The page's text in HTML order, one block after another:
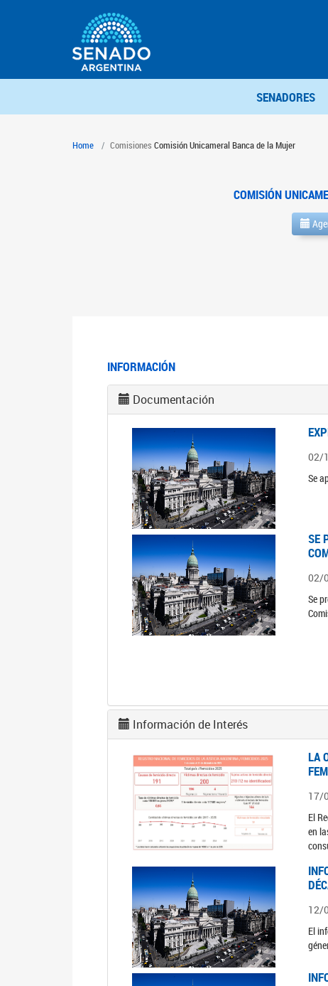
SENADORES
Home Comisiones Comisión Unicameral Banca de la Mujer
COMISIÓN
INFORMACIÓN
Documentación
02/
Se
SE
02/
Se
Información de Interés
LA
17/
El
en
12/
El